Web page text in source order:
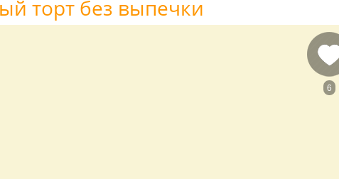
торт без выпечки
6